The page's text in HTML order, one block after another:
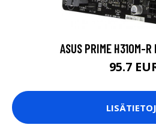
ASUS PRIME H310M-R
95.7